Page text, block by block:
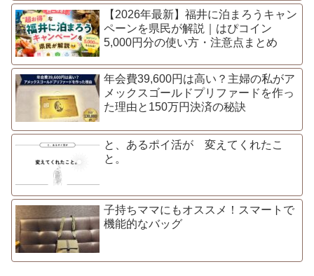
【2026年最新】福井に泊まろうキャン
ペーンを県民が解説｜はぴコイン
5,000円分の使い方・注意点まとめ
年会費39,600円は高い？主婦の私がア
メックスゴールドプリファードを作っ
た理由と150万円決済の秘訣
と、あるポイ活が 変えてくれたこ
と。
子持ちママにもオススメ！スマートで
機能的なバッグ